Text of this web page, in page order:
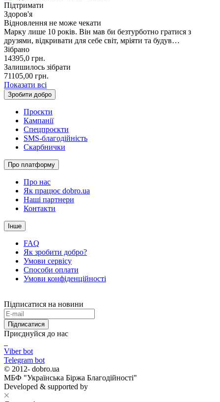
Підтримати
Здоров'я
Відновлення не може чекати
Марку лише 10 років. Він мав би безтурботно гратися з
друзями, відкривати для себе світ, мріяти та будув…
Зібрано
14395,0 грн.
Залишилось зібрати
71105,00 грн.
Показати всі
Зробити добро
Проєкти
Кампанії
Спецпроєкти
SMS-благодійність
Скарбнички
Про платформу
Про нас
Як працює dobro.ua
Наші партнери
Контакти
Інше
FAQ
Як зробити добро?
Умови сервісу
Способи оплати
Умови конфіденційності
Підписатися на новини
Підписатися
Приєднуйся до нас
Viber bot
Telegram bot
© 2012- dobro.ua
МБФ "Українська Біржа Благодійності"
Developed & supported by